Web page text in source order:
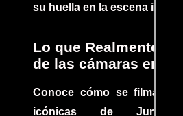
su huella en la escena
Lo que Realmente
de las cámaras en
Conoce cómo se filmaron
icónicas de